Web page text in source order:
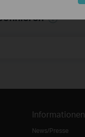
Informationen
News/Presse